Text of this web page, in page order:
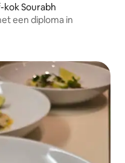
Sourabh
een diploma in